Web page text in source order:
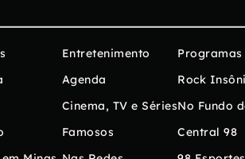
Entretenimento
Agenda
Cinema, TV e Séries
Famosos
Programas
Rock
No Fundo
Central 98